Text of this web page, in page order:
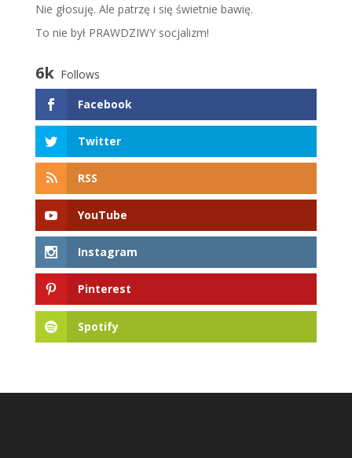
​N​ie głosuję. Ale patrzę i się świetnie bawię.
To nie był PRAWDZIWY socjalizm!
6k Follows
Facebook
Twitter
RSS
YouTube
Instagram
Pinterest
Spotify